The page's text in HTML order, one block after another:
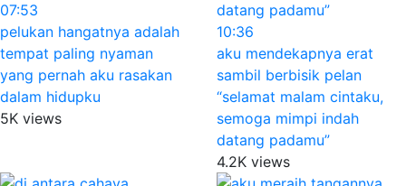
07:53
pelukan hangatnya adalah
tempat paling nyaman
yang pernah aku rasakan
dalam hidupku
5K views
10:36
aku mendekapnya erat
sambil berbisik pelan
“selamat malam cintaku,
semoga mimpi indah
datang padamu”
4.2K views